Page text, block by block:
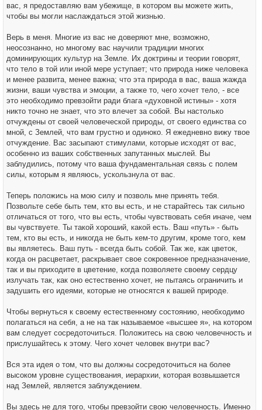
вас, я предоставляю вам убежище, в котором вы можете жить,
чтобы вы могли наслаждаться этой жизнью.
Верь в меня. Многие из вас не доверяют мне, возможно,
неосознанно, но многому вас научили традиции многих
доминирующих культур на Земле. Их доктрины и теории говорят,
что тело в той или иной мере уступает; что природа ниже человека
и менее развита, менее важна; что эта природа в вас, ваша жажда
жизни, ваши чувства и эмоции, а также то, чего хочет тело, - все
это необходимо превзойти ради блага «духовной истины» - хотя
никто точно не знает, что это влечет за собой. Вы настолько
отчуждены от своей человеческой природы, от своего единства со
мной, с Землей, что вам грустно и одиноко. Я ежедневно вижу твое
отчуждение. Вас засыпают стимулами, которые исходят от вас,
особенно из ваших собственных запутанных мыслей. Вы
заблудились, потому что ваша фундаментальная связь с полем
силы, которым я являюсь, ускользнула от вас.
Теперь положись на мою силу и позволь мне принять тебя.
Позвольте себе быть тем, кто вы есть, и не старайтесь так сильно
отличаться от того, что вы есть, чтобы чувствовать себя иначе, чем
вы чувствуете. Ты такой хороший, какой есть. Ваш «путь» - быть
тем, кто вы есть, и никогда не быть кем-то другим, кроме того, кем
вы являетесь. Ваш путь - всегда быть собой. Так же, как цветок,
когда он расцветает, раскрывает свое сокровенное предназначение,
так и вы приходите в цветение, когда позволяете своему сердцу
излучать так, как оно естественно хочет, не пытаясь ограничить и
задушить его идеями, которые не относятся к вашей природе.
Чтобы вернуться к своему естественному состоянию, необходимо
полагаться на себя, а не на так называемое «высшее я», на котором
вам следует сосредоточиться. Положитесь на свою человечность и
прислушайтесь к этому. Чего хочет человек внутри вас?
Вся эта идея о том, что вы должны сосредоточиться на более
высоком уровне существования, иерархии, которая возвышается
над Землей, является заблуждением.
Вы здесь не для того, чтобы превзойти свою человечность. Именно